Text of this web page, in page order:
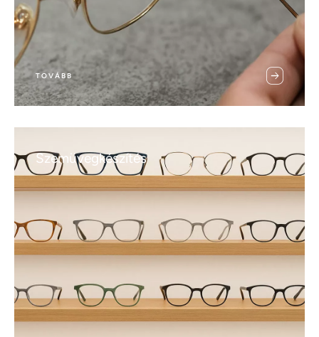
TOVÁBB
Szemüvegkészítés